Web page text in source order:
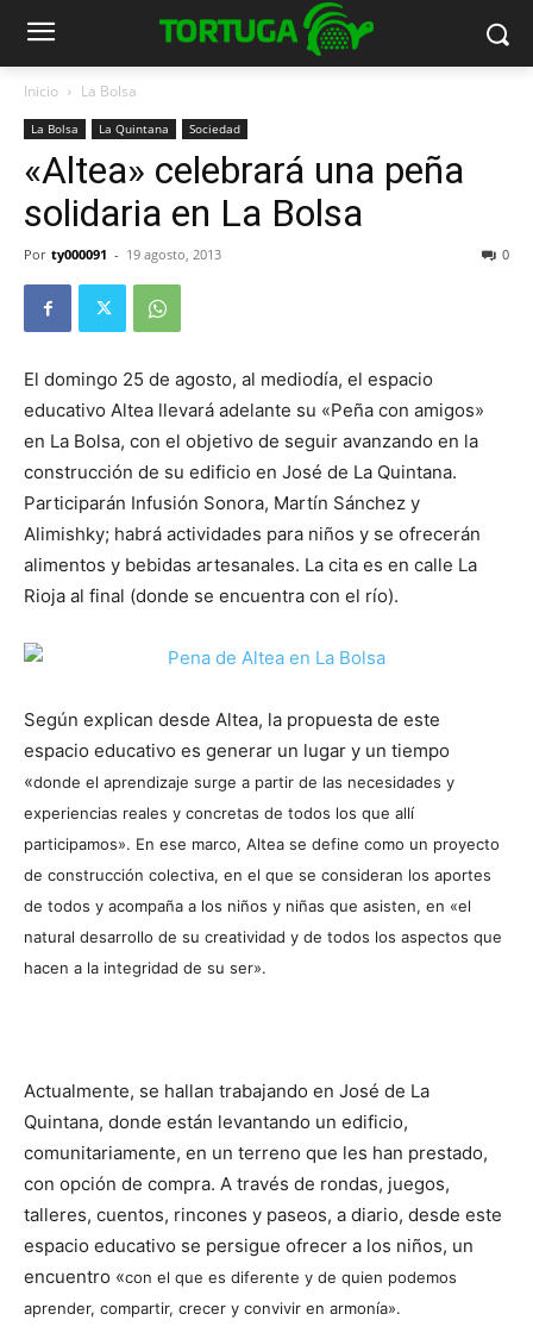
Inicio La Bolsa
La Bolsa La Quintana Sociedad
«Altea» celebrará una peña
solidaria en La Bolsa
Por ty000091 - 19 agosto, 2013 0
El domingo 25 de agosto, al mediodía, el espacio
educativo Altea llevará adelante su «Peña con amigos»
en La Bolsa, con el objetivo de seguir avanzando en la
construcción de su edificio en José de La Quintana.
Participarán Infusión Sonora, Martín Sánchez y
Alimishky; habrá actividades para niños y se ofrecerán
alimentos y bebidas artesanales. La cita es en calle La
Rioja al final (donde se encuentra con el río).
Según explican desde Altea, la propuesta de este
espacio educativo es generar un lugar y un tiempo
«donde el aprendizaje surge a partir de las necesidades y
experiencias reales y concretas de todos los que allí
participamos». En ese marco, Altea se define como un proyecto
de construcción colectiva, en el que se consideran los aportes
de todos y acompaña a los niños y niñas que asisten, en «el
natural desarrollo de su creatividad y de todos los aspectos que
hacen a la integridad de su ser».
Actualmente, se hallan trabajando en José de La
Quintana, donde están levantando un edificio,
comunitariamente, en un terreno que les han prestado,
con opción de compra. A través de rondas, juegos,
talleres, cuentos, rincones y paseos, a diario, desde este
espacio educativo se persigue ofrecer a los niños, un
encuentro «con el que es diferente y de quien podemos
aprender, compartir, crecer y convivir en armonía».